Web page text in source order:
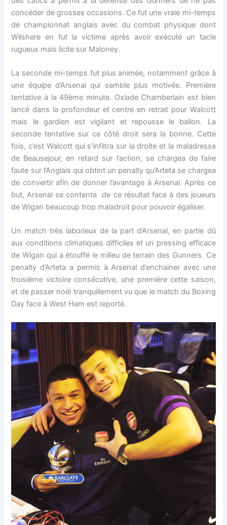
concéder de grosses occasions. Ce fut une vraie mi-temps
de championnat anglais avec du combat physique dont
Wilshere en fut la victime après avoir exécuté un tacle
rugueux mais licite sur Maloney.
La seconde mi-temps fut plus animée, notamment grâce à
une équipe d’Arsenal qui semble plus motivée. Première
tentative à la 49ème minute. Oxlade Chamberlain est bien
lancé dans la profondeur et centre en retrait pour Walcott
mais le gardien est vigilant et repousse le ballon. La
seconde tentative sur ce côté droit sera la bonne. Cette
fois, c’est Walcott qui s’infiltra sur la droite et la maladresse
de Beausejour, en retard sur l’action, se chargea de faire
faute sur l’Anglais qui obtint un penalty qu’Arteta se chargea
de convertir afin de donner l’avantage à Arsenal. Après ce
but, Arsenal se contenta de ce résultat face à des joueurs
de Wigan beaucoup trop maladroit pour pouvoir égaliser.
Un match très laborieux de la part d’Arsenal, en partie dû
aux conditions climatiques difficiles et un pressing efficace
de Wigan qui a étouffé le milieu de terrain des Gunners. Ce
penalty d’Arteta a permis à Arsenal d’enchainer avec une
troisième victoire consécutive, une première cette saison,
et de passer noël tranquillement vu que le match du Boxing
Day face à West Ham est reporté.